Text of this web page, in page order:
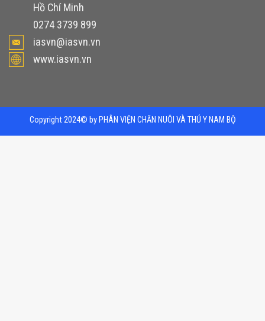
Hồ Chí Minh
0274 3739 899
iasvn@iasvn.vn
www.iasvn.vn
Copyright 2024© by PHÂN VIỆN CHĂN NUÔI VÀ THÚ Y NAM BỘ